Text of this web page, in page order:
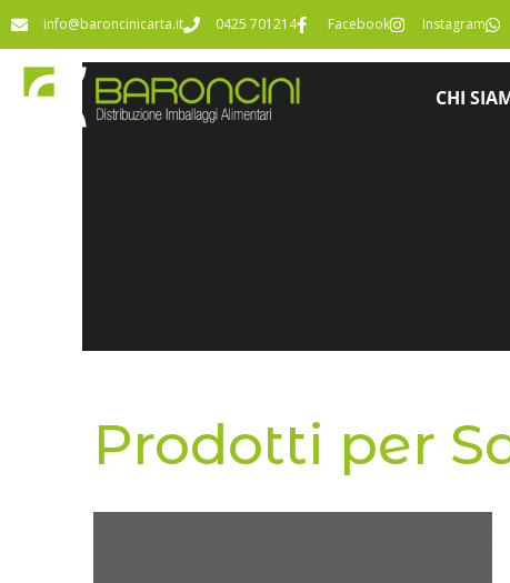
info@baroncinicarta.it 0425 701214 Facebook Instagram
CHI
Prodotti per